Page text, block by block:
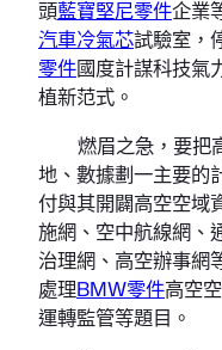
頭藍寶堅尼零件企業
汽車冷氣芯試驗室，
零件國度計謀科技氣
植新范式。
燃眉之急，要把
地、數據劃一主要的
付與其開闢高空空域
施網、空中航線網、
治理網、高空辦事網
處理BMW零件高空
運轉監管等題目。